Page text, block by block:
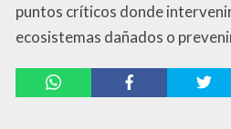
puntos críticos donde
ecosistemas dañados o